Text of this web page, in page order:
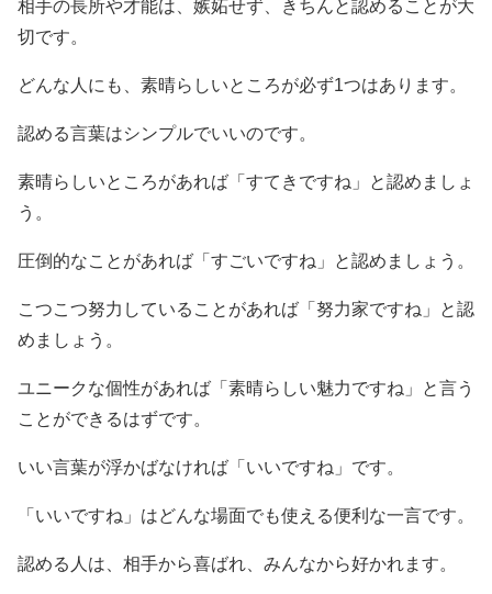
相手の長所や才能は、嫉妬せず、きちんと認めることが大
切です。
どんな人にも、素晴らしいところが必ず1つはあります。
認める言葉はシンプルでいいのです。
素晴らしいところがあれば「すてきですね」と認めましょ
う。
圧倒的なことがあれば「すごいですね」と認めましょう。
こつこつ努力していることがあれば「努力家ですね」と認
めましょう。
ユニークな個性があれば「素晴らしい魅力ですね」と言う
ことができるはずです。
いい言葉が浮かばなければ「いいですね」です。
「いいですね」はどんな場面でも使える便利な一言です。
認める人は、相手から喜ばれ、みんなから好かれます。